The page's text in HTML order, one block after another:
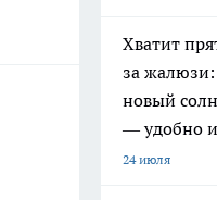
Хватит
за жалюзи:
новый
— удобно
24 июля